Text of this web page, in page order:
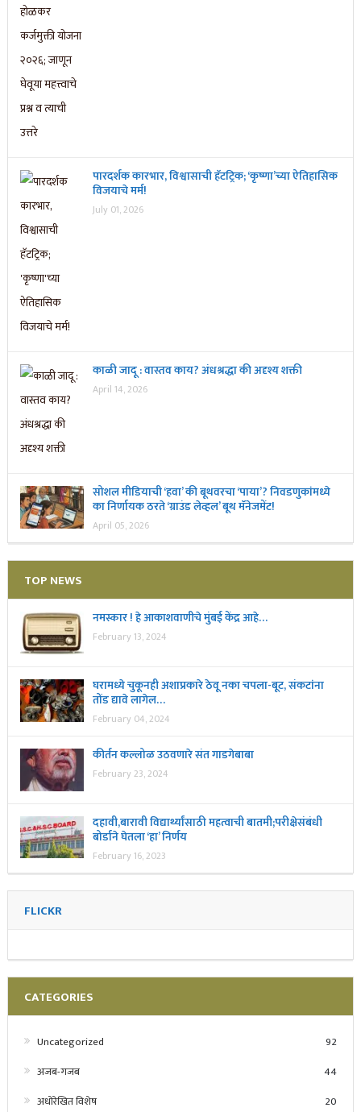
पारदर्शक कारभार, विश्वासाची हॅटट्रिक; ‘कृष्णा’च्या ऐतिहासिक
विजयाचे मर्म!
July 01, 2026
काळी जादू : वास्तव काय? अंधश्रद्धा की अदृश्य शक्ती
April 14, 2026
सोशल मीडियाची ‘हवा’ की बूथवरचा ‘पाया’? निवडणुकांमध्ये
का निर्णायक ठरते ‘ग्राउंड लेव्हल’ बूथ मॅनेजमेंट!
April 05, 2026
TOP NEWS
नमस्कार ! हे आकाशवाणीचे मुंबई केंद्र आहे…
February 13, 2024
घरामध्ये चुकूनही अशाप्रकारे ठेवू नका चपला-बूट, संकटांना
तोंड द्यावे लागेल…
February 04, 2024
कीर्तन कल्लोळ उठवणारे संत गाडगेबाबा
February 23, 2024
दहावी,बारावी विद्यार्थ्यांसाठी महत्वाची बातमी;परीक्षेसंबंधी
बोर्डाने घेतला ‘हा’ निर्णय
February 16, 2023
FLICKR
CATEGORIES
Uncategorized
92
अजब-गजब
44
अधोरेखित विशेष
20